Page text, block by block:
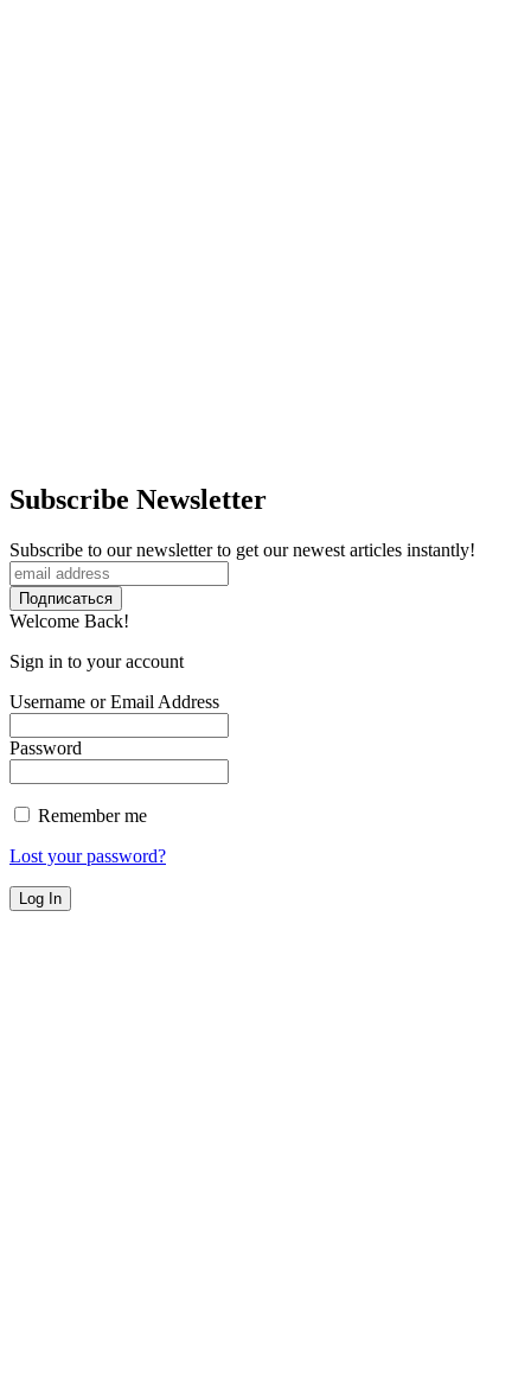
Subscribe Newsletter
Subscribe to our newsletter to get our newest articles instantly!
Welcome Back!
Sign in to your account
Username or Email Address
Password
Remember me
Lost your password?